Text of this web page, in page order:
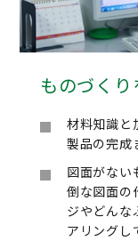
ものづく
材料知識と
製品の完成
図面がない
倒な図面の
ジやどんな
アリングし